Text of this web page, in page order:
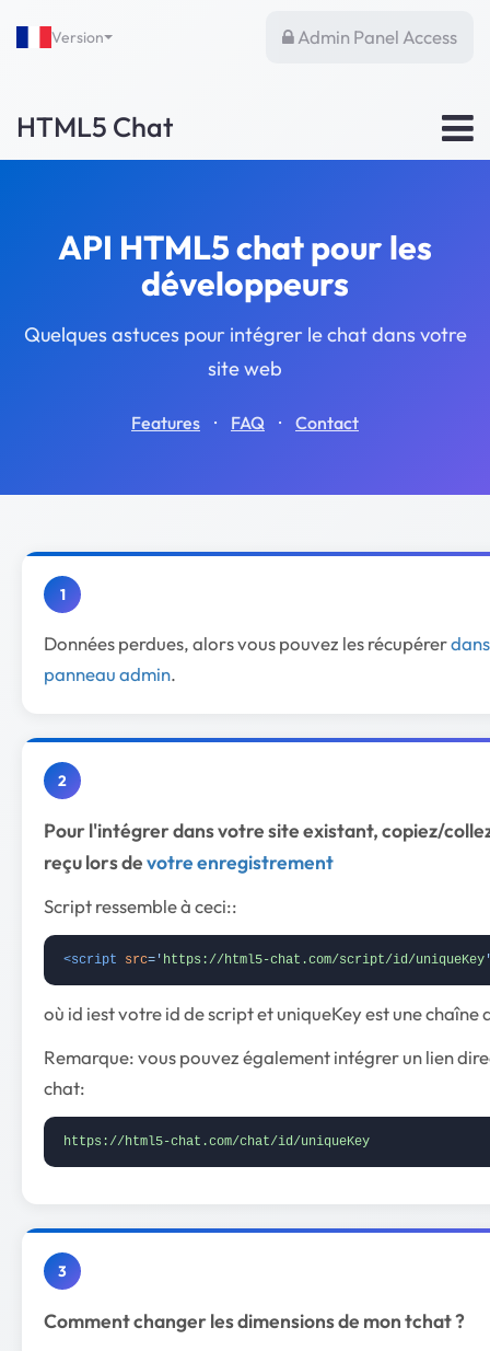
Version Admin Panel Access
HTML5 Chat
API HTML5 chat pour les
développeurs
Quelques astuces pour intégrer le chat dans votre
site web
Features · FAQ · Contact
1
Données perdues, alors vous pouvez les récupérer
panneau admin.
2
Pour l'intégrer dans votre site existant, copiez/
reçu lors devotre enregistrement
Script ressemble à ceci::
<script src= ' https://html5-chat.com/script/id/uniqueKey
où id iest votre id de script et uniqueKey est une chaîne
Remarque: vous pouvez également intégrer un lien
chat:
https://html5-chat.com/chat/id/uniqueKey
3
Comment changer les dimensions de mon tchat ?